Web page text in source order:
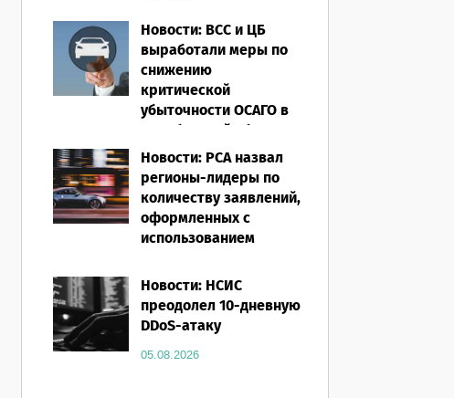
Новости: ВСС и ЦБ
выработали меры по
снижению
критической
убыточности ОСАГО в
Челябинской области
05.08.2026
Новости: РСА назвал
регионы-лидеры по
количеству заявлений,
оформленных с
использованием
первое полугодие 2026
года
05.08.2026
Новости: НСИС
преодолел 10-дневную
DDoS-атаку
05.08.2026